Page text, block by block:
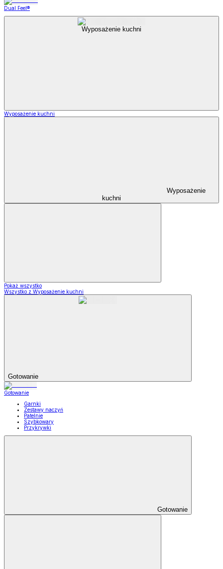
Dual Feel®
Wyposażenie kuchni
Wyposażenie kuchni
Wyposażenie
kuchni
Pokaż wszystko
Wszystko z Wyposażenie kuchni
Gotowanie
Gotowanie
Garnki
Zestawy naczyń
Patelnie
Szybkowary
Przykrywki
Gotowanie